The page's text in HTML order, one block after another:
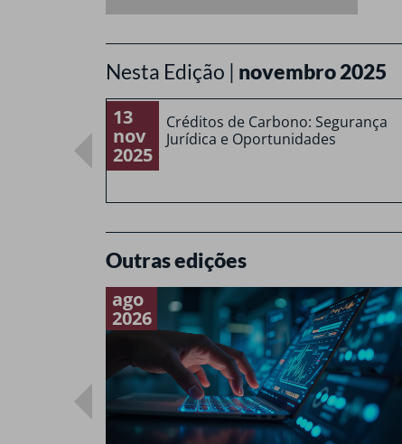
Nesta Edição | novembro 2025
13
nov
2025
Créditos de Carbono: Segurança
Jurídica e Oportunidades
Outras edições
ago
2026